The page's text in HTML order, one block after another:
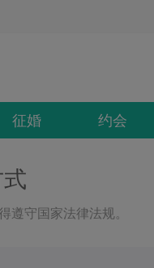
征婚 约会
遵守国家法律法规。